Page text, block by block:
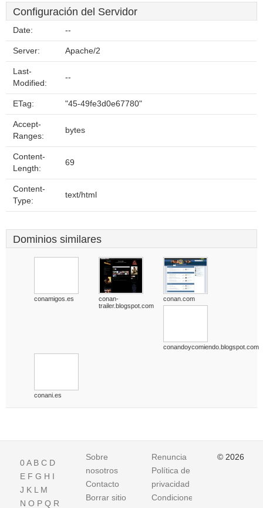
Configuración del Servidor
Date: --
Server: Apache/2
Last-
Modified:
--
ETag: "45-49fe3d0e67780"
Accept-
Ranges:
bytes
Content-
Length:
69
Content-
Type:
text/html
Dominios similares
conamigos.es
conan-
trailer.blogspot.com
conan.com
conandoycomiendo.blogspot.com
conani.es
0A B C D
E F G H I
J K L M
N O P Q R
Sobre
nosotros
Contacto
Borrar sitio
Renuncia
Política de
privacidad
Condiciones
© 2026